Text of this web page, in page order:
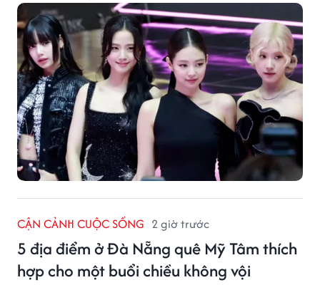
CẬN CẢNH CUỘC SỐNG 2 giờ trước
5 địa điểm ở Đà Nẵng quê Mỹ Tâm thích
hợp cho một buổi chiều không vội